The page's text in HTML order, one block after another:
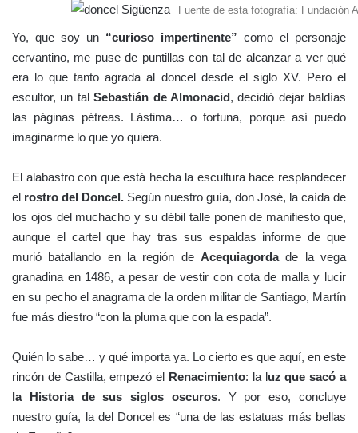
Fuente de esta fotografía: Fundación
Yo, que soy un “curioso impertinente” como el personaje
cervantino, me puse de puntillas con tal de alcanzar a ver qué
era lo que tanto agrada al doncel desde el siglo XV. Pero el
escultor, un talSebastián de Almonacid, decidió dejar baldías
las páginas pétreas. Lástima… o fortuna, porque así puedo
imaginarme lo que yo quiera.
El alabastro con que está hecha la escultura hace resplandecer
el rostro del Doncel. Según nuestro guía, don José, la caída de
los ojos del muchacho y su débil talle ponen de manifiesto que,
aunque el cartel que hay tras sus espaldas informe de que
murió batallando en la región de Acequiagordade la vega
granadina en 1486, a pesar de vestir con cota de malla y lucir
en su pecho el anagrama de la orden militar de Santiago, Martín
fue más diestro “con la pluma que con la espada”.
Quién lo sabe… y qué importa ya. Lo cierto es que aquí, en este
rincón de Castilla, empezó el Renacimiento: la luz que sacó a
la Historia de sus siglos oscuros. Y por eso, concluye
nuestro guía, la del Doncel es “una de las estatuas más bellas